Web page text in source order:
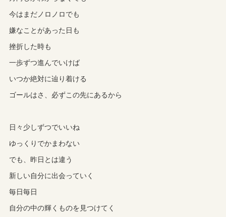
今はまだノロノロでも
嫌なことがあった日も
挫折した時も
一歩ずつ進んでいけば
いつか絶対に辿り着ける
ゴールはさ、必ずこの先にあるから
日々少しずつでいいね
ゆっくりでかまわない
でも、昨日とは違う
新しい自分に出会っていく
毎日毎日
自分の中の輝くものを見つけてく